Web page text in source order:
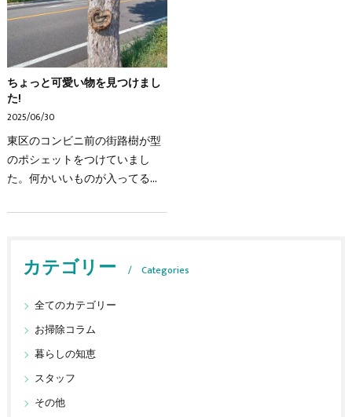
ちょっと可愛い物を見つけまし
た!
2025/06/30
東区のコンビニ前の街路樹が型
のポシェットをつけていまし
た。何かいいものが入ってるか
カテゴリー Categories
全てのカテゴリー
お掃除コラム
暮らしの知恵
スタッフ
その他